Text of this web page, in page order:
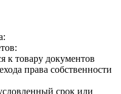
к товару документов
права собственности
срок или